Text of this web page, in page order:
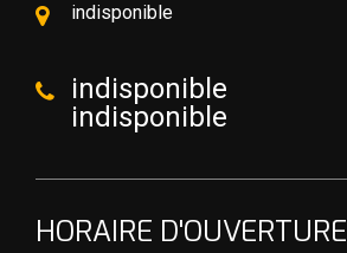
indisponible
indisponible
indisponible
HORAIRE D'OUVERTURE